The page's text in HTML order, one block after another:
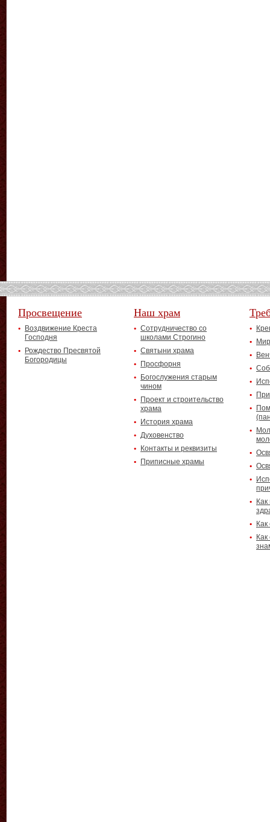
Просвещение
Воздвижение Креста
Господня
Рождество Пресвятой
Богородицы
Наш храм
Сотрудничество со
школами Строгино
Святыни храма
Просфорня
Богослужения старым
чином
Проект и строительство
храма
История храма
Духовенство
Контакты и реквизиты
Приписные храмы
Как